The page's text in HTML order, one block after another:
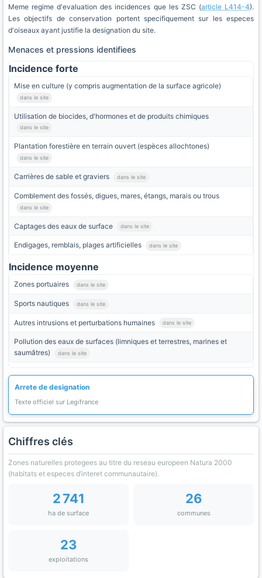
Meme regime d'evaluation des incidences que les ZSC (article L414-4).
Les objectifs de conservation portent specifiquement sur les especes
d'oiseaux ayant justifie la designation du site.
Menaces et pressions identifiees
Incidence forte
Mise en culture (y compris augmentation de la surface agricole)
dans le site
Utilisation de biocides, d'hormones et de produits chimiques
dans le site
Plantation forestière en terrain ouvert (espèces allochtones)
dans le site
Carrières de sable et graviers dans le site
Comblement des fossés, digues, mares, étangs, marais ou trous
dans le site
Captages des eaux de surface dans le site
Endigages, remblais, plages artificielles dans le site
Incidence moyenne
Zones portuaires dans le site
Sports nautiques dans le site
Autres intrusions et perturbations humaines dans le site
Pollution des eaux de surfaces (limniques et terrestres, marines et
saumâtres)
dans le site
Arrete de designation
Texte officiel sur Legifrance
Chiffres clés
Zones naturelles protegees au titre du reseau europeen Natura 2000
(habitats et especes d’interet communautaire).
2 741
ha de surface
26
communes
23
exploitations